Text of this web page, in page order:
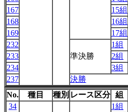
167
15組
168
16組
169
17組
232
準決勝
1組
233
2組
234
3組
237
決勝
No.
種目 種別 レース区分 組
34
1組